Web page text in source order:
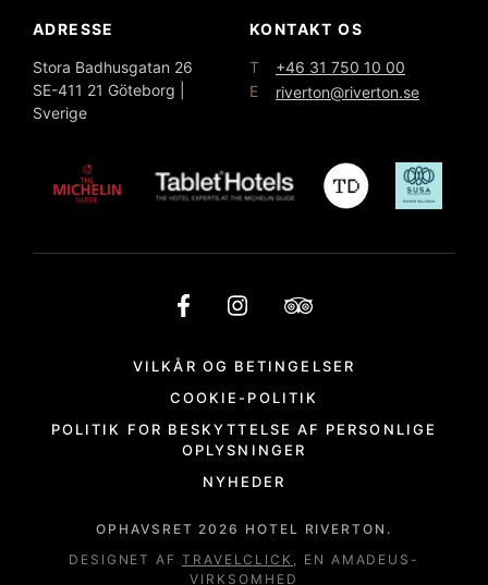
ADRESSE
Stora Badhusgatan 26
SE-411 21 Göteborg |
Sverige
KONTAKT OS
T
+46 31 750 10 00
E
riverton@riverton.se
VILKÅR OG BETINGELSER
COOKIE-POLITIK
POLITIK FOR BESKYTTELSE AF PERSONLIGE
OPLYSNINGER
NYHEDER
OPHAVSRET2026 HOTEL RIVERTON.
DESIGNET AF TRAVELCLICK , EN AMADEUS-
VIRKSOMHED